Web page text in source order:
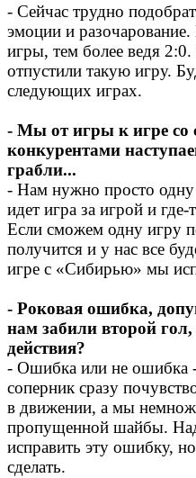
- Сейчас трудно
эмоции и
игры, тем более ведя
отпустили такую игру.
следующих играх.
- Мы от игры к игре
конкурентами
грабли...
- Нам нужно просто одну
идет игра за игрой и где-
Если сможем одну игру
получится и у нас все
игре с «Сибирью» мы
- Роковая ошибка,
нам забили второй
действия?
- Ошибка или не ошибка
соперник сразу
в движении, а мы
пропущенной шайбы.
исправить эту ошибку,
сделать.